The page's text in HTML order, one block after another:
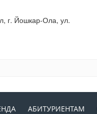
г. Йошкар-Ола, ул.
АБИТУРИЕНТАМ